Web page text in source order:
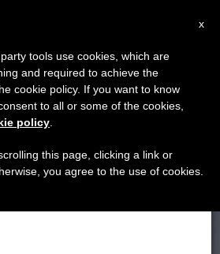
Tagged ‘Europa
×
7 de agosto haremos la pausa
que en el periodo de verano
y también el
x
tools use cookies, which are
and required to achieve the
cookie policy. If you want to know
to all or some of the cookies,
policy
this page, clicking a link or
you agree to the use of cookies.